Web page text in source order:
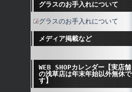
グラスのお手入れについて
グラスのお手入れについて
メディア掲載など
WEB SHOPカレンダー【実店舗
の浅草店は年末年始以外無休で
す】